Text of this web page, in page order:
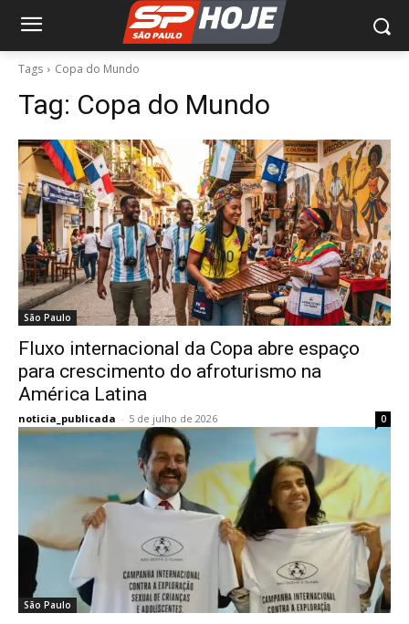
Tags Copa do Mundo
Tag: Copa do Mundo
São Paulo
Fluxo internacional da Copa abre espaço
para crescimento do afroturismo na
América Latina
noticia_publicada - 5 de julho de 2026 0
São Paulo